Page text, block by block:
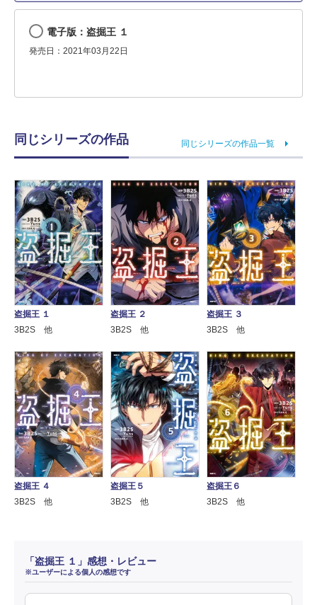
電子版：盗掘王 １
発売日：2021年03月22日
同じシリーズの作品 同じシリーズの作品一覧
盗掘王 １
3B2S 他
盗掘王 ２
3B2S 他
盗掘王 ３
3B2S 他
盗掘王 ４
3B2S 他
盗掘王５
3B2S 他
盗掘王６
3B2S 他
「盗掘王 １」感想・レビュー
※ユーザーによる個人の感想です